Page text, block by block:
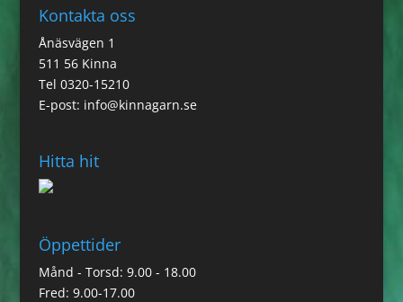
Kontakta oss
Ånäsvägen 1
511 56 Kinna
Tel 0320-15210
E-post: info@kinnagarn.se
Hitta hit
Öppettider
Månd - Torsd: 9.00 - 18.00
Fred: 9.00-17.00